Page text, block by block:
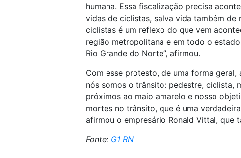
humana. Essa fiscalização precisa
vidas de ciclistas, salva vida também
ciclistas é um reflexo do que vem
região metropolitana e em todo o
Rio Grande do Norte”, afirmou.
Com esse protesto, de uma forma
nós somos o trânsito: pedestre, ciclista,
próximos ao maio amarelo e nosso
mortes no trânsito, que é uma
afirmou o empresário Ronald Vittal, que
Fonte: G1 RN